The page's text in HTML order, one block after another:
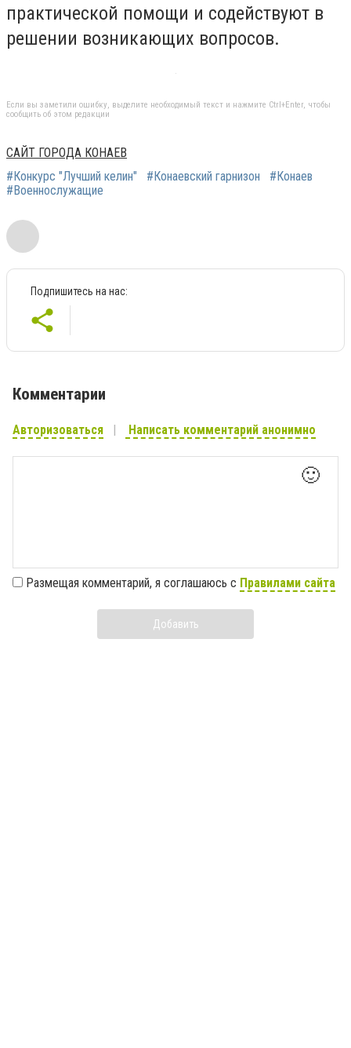
практической помощи и содействуют в
решении возникающих вопросов.
Если вы заметили ошибку, выделите необходимый текст и нажмите Ctrl+Enter, чтобы
сообщить об этом редакции
САЙТ ГОРОДА КОНАЕВ
#Конкурс "Лучший келин"
#Конаевский гарнизон
#Конаев
#Военнослужащие
Подпишитесь на нас:
Комментарии
Авторизоваться Написать комментарий анонимно
🙂
Размещая комментарий, я соглашаюсь с Правилами сайта
Добавить